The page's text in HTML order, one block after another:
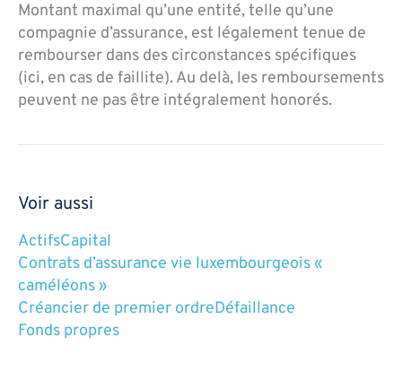
Montant maximal qu’une entité, telle qu’une
compagnie d’assurance, est légalement tenue de
rembourser dans des circonstances spécifiques
(ici, en cas de faillite). Au delà, les remboursements
peuvent ne pas être intégralement honorés.
Voir aussi
ActifsCapital
Contrats d’assurance vie luxembourgeois «
caméléons »
Créancier de premier ordreDéfaillance
Fonds propres